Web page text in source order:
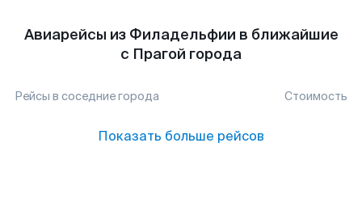
Авиарейсы из Филадельфии в ближайшие
с Прагой города
Рейсы в соседние города Стоимость
Показать больше рейсов